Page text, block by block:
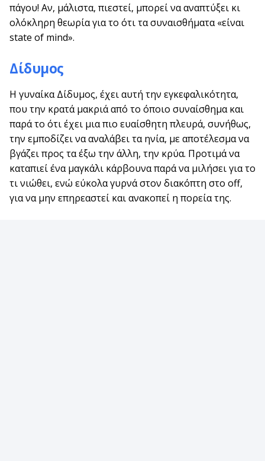
πάγου! Αν, μάλιστα, πιεστεί, μπορεί να αναπτύξει κι
ολόκληρη θεωρία για το ότι τα συναισθήματα «είναι
state of mind».
Δίδυμος
Η γυναίκα Δίδυμος, έχει αυτή την εγκεφαλικότητα,
που την κρατά μακριά από το όποιο συναίσθημα και
παρά το ότι έχει μια πιο ευαίσθητη πλευρά, συνήθως,
την εμποδίζει να αναλάβει τα ηνία, με αποτέλεσμα να
βγάζει προς τα έξω την άλλη, την κρύα. Προτιμά να
καταπιεί ένα μαγκάλι κάρβουνα παρά να μιλήσει για το
τι νιώθει, ενώ εύκολα γυρνά στον διακόπτη στο off,
για να μην επηρεαστεί και ανακοπεί η πορεία της.